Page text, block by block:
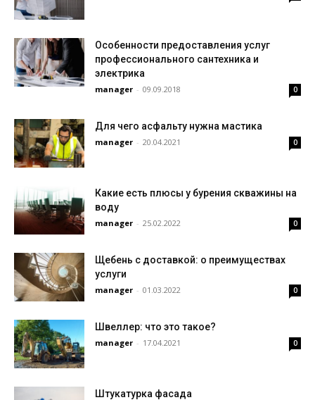
Особенности предоставления услуг
профессионального сантехника и
электрика
manager - 09.09.2018 0
Для чего асфальту нужна мастика
manager - 20.04.2021 0
Какие есть плюсы у бурения скважины на
воду
manager - 25.02.2022 0
Щебень с доставкой: о преимуществах
услуги
manager - 01.03.2022 0
Швеллер: что это такое?
manager - 17.04.2021 0
Штукатурка фасада